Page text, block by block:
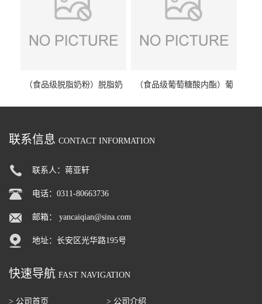
（食品级脱脂奶粉）脱脂奶
（食品级葡萄糖酸内酯）葡
联系信息 CONTACT INFORMATION
联系人：蒋亚轩
电话：0311-80663736
邮箱： yancaiqian@sina.com
地址：长安区光华路195号
快速导航 FAST NAVIGATION
> 公司首页 > 公司介绍